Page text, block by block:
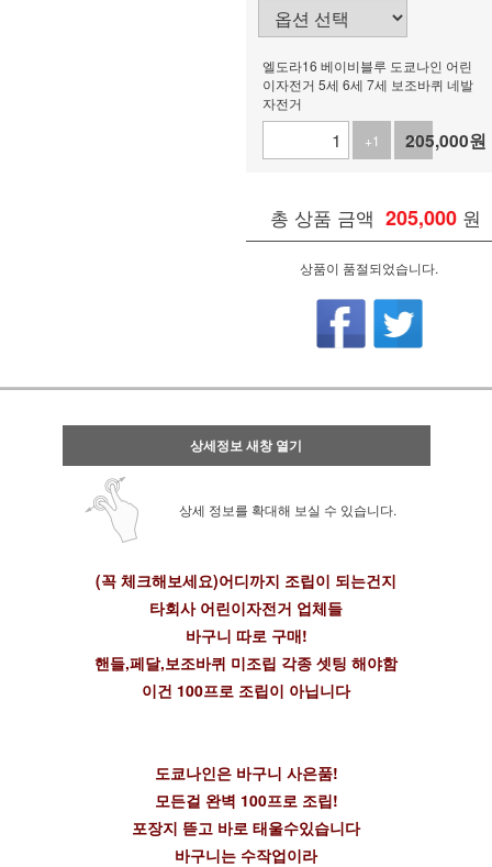
엘도라16 베이비블루 도쿄나인 어린
이자전거 5세 6세 7세 보조바퀴 네발
자전거
+1
-1
205,000원
총 상품 금액 205,000 원
상품이 품절되었습니다.
상세정보 새창 열기
상세 정보를 확대해 보실 수 있습니다.
(꼭 체크해보세요)어디까지 조립이 되는건지
타회사 어린이자전거 업체들
바구니 따로 구매!
핸들,페달,보조바퀴 미조립 각종 셋팅 해야함
이건 100프로 조립이 아닙니다
도쿄나인은 바구니 사은품!
모든걸 완벽 100프로 조립!
포장지 뜯고 바로 태울수있습니다
바구니는 수작업이라